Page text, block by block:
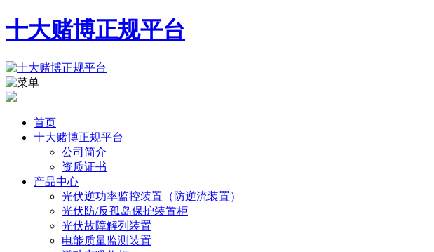
十大赌博正规平台
首页
十大赌博正规平台
公司简介
资质证书
产品中心
光伏逆功率监控装置（防逆流装置）
光伏防/反孤岛保护装置柜
光伏故障解列装置
电能质量监测装置